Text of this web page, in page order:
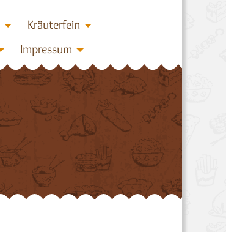
Kräuterfein
Impressum